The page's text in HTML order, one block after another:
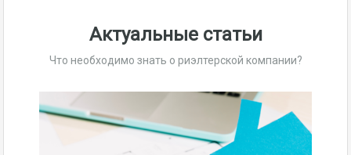
Актуальные статьи
Что необходимо знать о риэлтерской компании?